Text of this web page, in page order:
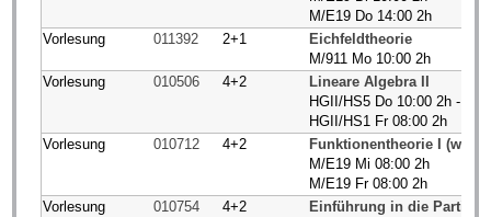
M/E19 Do 14:00 2h
Vorlesung
011392 2+1
Eichfeldtheorie
M/911 Mo 10:00 2h
Vorlesung
010506 4+2
Lineare Algebra II
HGII/HS5 Do 10:00 2h -
HGII/HS1 Fr 08:00 2h
Vorlesung
010712 4+2
Funktionentheorie I (wird
M/E19 Mi 08:00 2h
M/E19 Fr 08:00 2h
Vorlesung
010754 4+2
Einführung in die